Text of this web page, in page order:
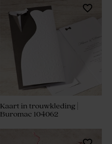
Kaart in trouwkleding |
Buromac 104062